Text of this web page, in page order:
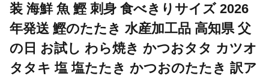
装 海鮮 魚 鰹 刺身 食べきりサイズ 2026
年発送 鰹のたたき 水産加工品 高知県 父
の日 お試し わら焼き かつおタタ カツオ
タタキ 塩 塩たたき かつおのたたき 訳ア